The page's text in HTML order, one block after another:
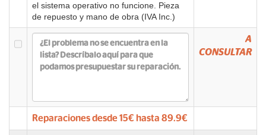
el sistema operativo no funcione. Pieza
de repuesto y mano de obra (IVA Inc.)
A
CONSULTAR
Reparaciones desde15€ hasta 89.9€